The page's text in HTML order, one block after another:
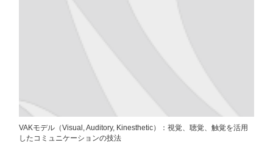
VAKモデル（Visual, Auditory, Kinesthetic）：視覚、聴覚、触覚を活用
したコミュニケーションの技法